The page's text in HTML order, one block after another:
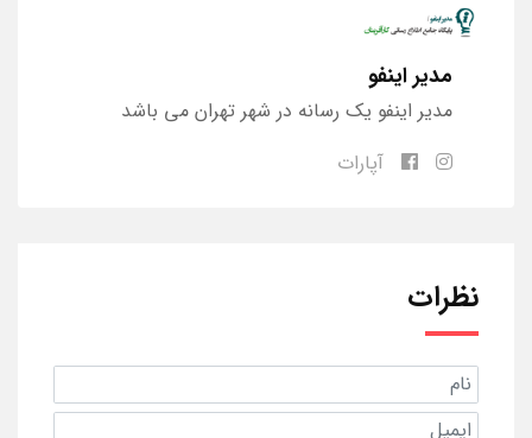
مدیر اینفو
مدیر اینفو یک رسانه در شهر تهران می باشد
آپارات
نظرات